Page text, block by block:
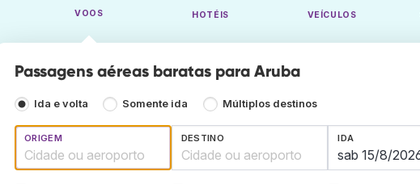
VOOS HOTÉIS VEÍCULOS
Passagens aéreas baratas para Aruba
Ida e volta Somente ida Múltiplos destinos
ORIGEM DESTINO IDA